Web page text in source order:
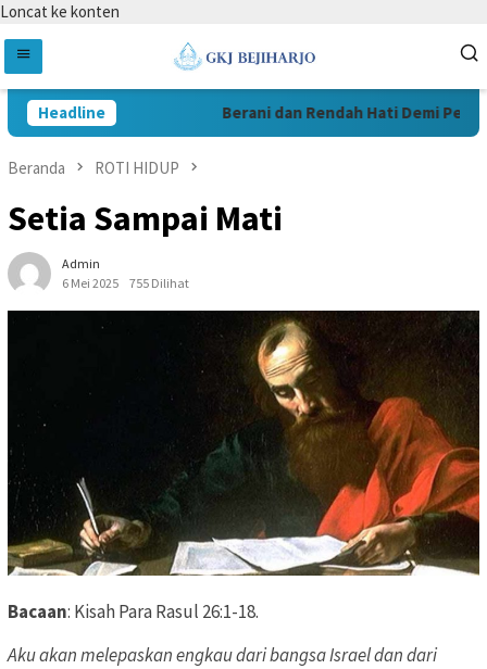
Loncat ke konten
Headline Berani dan Rendah Hati Demi
Beranda ROTI HIDUP
Setia Sampai Mati
Admin
6 Mei 2025
755 Dilihat
Bacaan: Kisah Para Rasul 26:1-18.
Aku akan melepaskan engkau dari bangsa Israel dan dari